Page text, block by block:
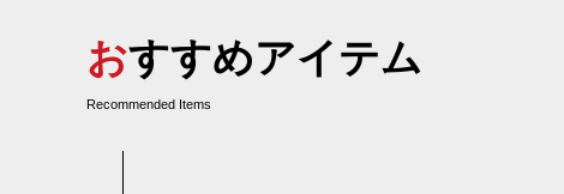
おすすめアイテム
Recommended Items